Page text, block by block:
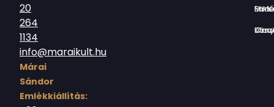
20
264
1134
info@maraikult.hu
Márai
Sándor
Emlékkiállítás:
Borsos
Országház